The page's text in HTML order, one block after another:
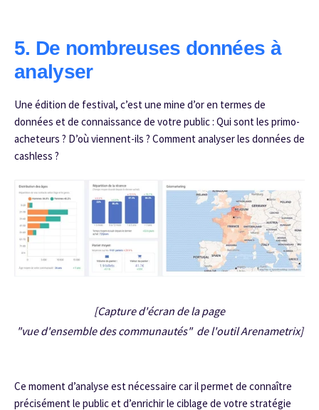
5. De nombreuses données à
analyser
Une édition de festival, c’est une mine d’or en termes de
données et de connaissance de votre public : Qui sont les primo-
acheteurs ? D’où viennent-ils ? Comment analyser les données de
cashless ?
[Capture d'écran de la page
"vue d'ensemble des communautés" de l'outil Arenametrix]
Ce moment d’analyse est nécessaire car il permet de connaître
précisément le public et d’enrichir le ciblage de votre stratégie